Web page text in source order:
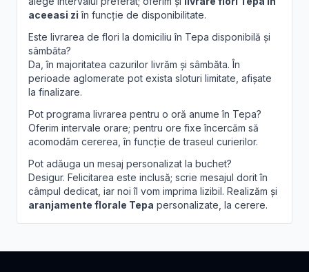
aceeasi zi în funcție de disponibilitate.
Este livrarea de flori la domiciliu în Tepa disponibilă și
sâmbăta?
Da, în majoritatea cazurilor livrăm și sâmbăta. În
perioade aglomerate pot exista sloturi limitate, afișate
la finalizare.
Pot programa livrarea pentru o oră anume în Tepa?
Oferim intervale orare; pentru ore fixe încercăm să
acomodăm cererea, în funcție de traseul curierilor.
Pot adăuga un mesaj personalizat la buchet?
Desigur. Felicitarea este inclusă; scrie mesajul dorit în
câmpul dedicat, iar noi îl vom imprima lizibil. Realizăm și
aranjamente florale Tepa personalizate, la cerere.